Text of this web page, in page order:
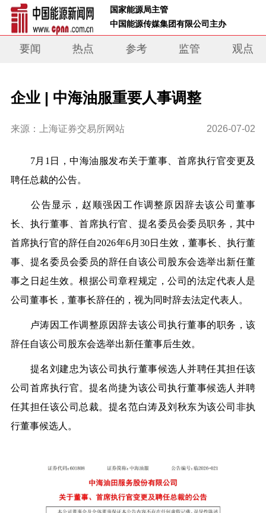
国家能源局主管
中国能源传媒集团有限公司主办
要闻 热点 参考 监管 观点
企业 | 中海油服重要人事调整
来源：上海证券交易所网站 2026-07-02
7月1日，中海油服发布关于董事、首席执行官变更及
聘任总裁的公告。
公告显示，赵顺强因工作调整原因辞去该公司董事
长、执行董事、首席执行官、提名委员会委员职务，其中
首席执行官的辞任自2026年6月30日生效，董事长、执行董
事、提名委员会委员的辞任自该公司股东会选举出新任董
事之日起生效。根据公司章程规定，公司的法定代表人是
公司董事长，董事长辞任的，视为同时辞去法定代表人。
卢涛因工作调整原因辞去该公司执行董事的职务，该
辞任自该公司股东会选举出新任董事后生效。
提名刘建忠为该公司执行董事候选人并聘任其担任该
公司首席执行官。提名尚捷为该公司执行董事候选人并聘
任其担任该公司总裁。提名范白涛及刘秋东为该公司非执
行董事候选人。